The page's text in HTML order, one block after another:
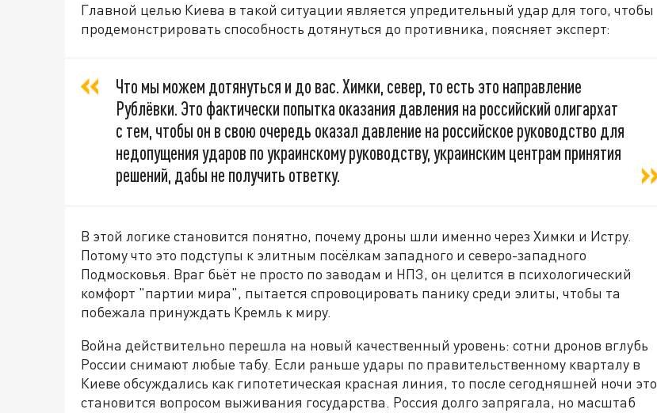
Главной целью Киева в такой ситуации является упредительный удар для того, чтобы
продемонстрировать способность дотянуться до противника, поясняет эксперт:
Что мы можем дотянуться и до вас. Химки, север, то есть это направление
Рублёвки. Это фактически попытка оказания давления на российский олигархат
с тем, чтобы он в свою очередь оказал давление на российское руководство для
недопущения ударов по украинскому руководству, украинским центрам принятия
решений, дабы не получить ответку.
В этой логике становится понятно, почему дроны шли именно через Химки и Истру.
Потому что это подступы к элитным посёлкам западного и северо-западного
Подмосковья. Враг бьёт не просто по заводам и НПЗ, он целится в психологический
комфорт "партии мира", пытается спровоцировать панику среди элиты, чтобы та
побежала принуждать Кремль к миру.
Война действительно перешла на новый качественный уровень: сотни дронов вглубь
России снимают любые табу. Если раньше удары по правительственному кварталу в
Киеве обсуждались как гипотетическая красная линия, то после сегодняшней ночи это
становится вопросом выживания государства. Россия долго запрягала, но масштаб